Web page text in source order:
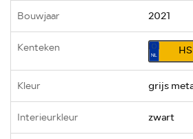
Bouwjaar 2021
Kenteken
Kleur grijs
Interieurkleur zwart